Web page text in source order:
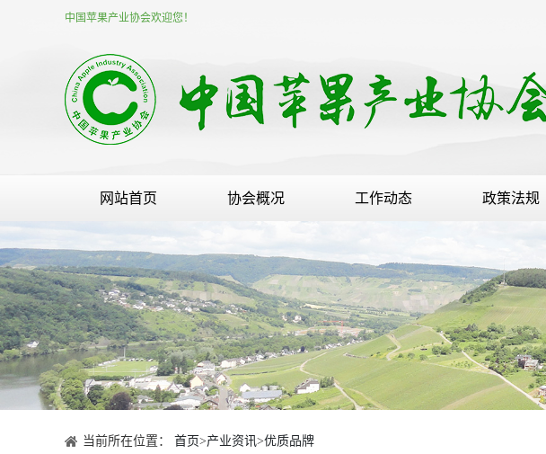
中国苹果产业协会欢迎您！
网站首页 协会概况 工作动态 政策法规
当前所在位置： 首页>产业资讯>优质品牌